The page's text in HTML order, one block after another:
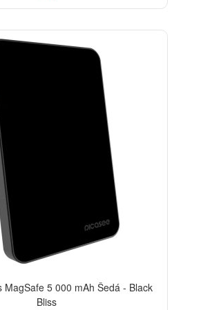
MagSafe 5 000 mAh Šedá - Black
Bliss